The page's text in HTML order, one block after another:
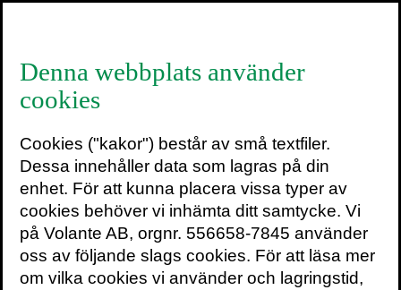
15 april 2021
Foto: Walter Naeslund
Denna webbplats använder
cookies
Cookies ("kakor") består av små textfiler.
Dessa innehåller data som lagras på din
enhet. För att kunna placera vissa typer av
cookies behöver vi inhämta ditt samtycke. Vi
på Volante AB, orgnr. 556658-7845 använder
oss av följande slags cookies. För att läsa mer
om vilka cookies vi använder och lagringstid,